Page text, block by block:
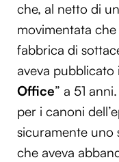
che, al netto di
movimentata che
fabbrica di
aveva pubblicato
Office” a 51
per i canoni
sicuramente uno
che aveva